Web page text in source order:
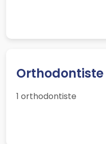
1 orthodontiste